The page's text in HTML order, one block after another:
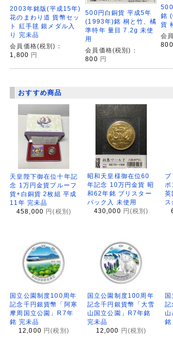
2003年銘版(平成15年)
花のまわり道 貨幣セッ
ト 紅手毬 銀メダル入
り 完未品
会員価格(税別)：
1,800 円
500円白銅貨 平成5年
(1993年)銘 桐と竹、橘
準特年 量目 7.2g 未使
用
会員価格(税別)：
800 円
銘 (
貨
会
800
おすすめ商品
天皇陛下御在位十年記
念 1万円金貨プルーフ
貨+白銅貨 2枚組 平成
11年 完未品
458,000 円(税別)
昭和天皇様御在位60
年記念 10万円金貨 昭
和62年銘 ブリスター
パック入 未使用
430,000 円(税別)
英
国立公園制度100周年
記念千円銀貨幣「阿寒
摩周国立公園」R7年
銘 完未品
12,000 円(税別)
国立公園制度100周年
記念千円銀貨幣「大雪
山国立公園」R7年銘
完未品
12,000
円(税別)
記
山
銘